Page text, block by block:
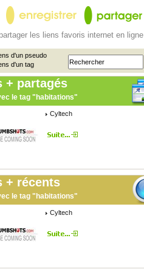
les liens favoris internet en ligne
d'un pseudo
d'un tag
+ partagés
le tag "habitations"
Cyltech
+ récents
le tag "habitations"
Cyltech